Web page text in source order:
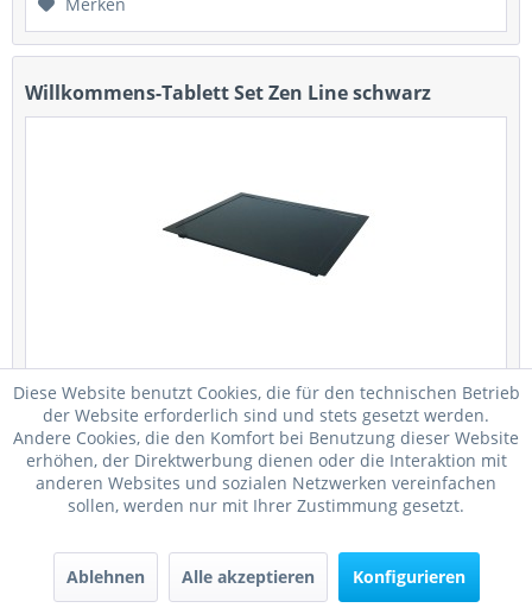
Willkommens-Tablett Set Zen Line schwarz
Welcome-Tray Zen Line Kunsstoff weiß Das Welcome-
Tray Zen Line ist eine klassische und zeitlose Serie. Die
abgeschrägten Kanten sorgen für Modernität und
Charakter. Dieses Tablett-Set besticht durch seine
schlichte Schönheit. Es besteht...
22,05 € *
Merken
Diese Website benutzt Cookies, die für den technischen Betrieb
der Website erforderlich sind und stets gesetzt werden.
Andere Cookies, die den Komfort bei Benutzung dieser Website
erhöhen, der Direktwerbung dienen oder die Interaktion mit
anderen Websites und sozialen Netzwerken vereinfachen
sollen, werden nur mit Ihrer Zustimmung gesetzt.
Ablehnen Alle akzeptieren Konfigurieren